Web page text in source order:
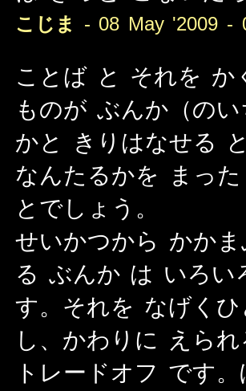
こじま - 08 May '2009 -
ことば と それを か
ものが ぶんか（の
かと きりはなせる
なんたるかを まっ
とでしょう。
せいかつから かか
る ぶんか は いろい
す。それを なげく
し、かわりに えら
トレードオフ です